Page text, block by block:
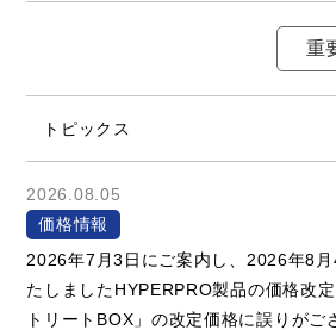
重
トピックス
2026.08.05
価格情報
2026年7月3日にご案内し、2026年8
たしましたHYPERPRO製品の価格改
トリートBOX」の改定価格に誤りがご